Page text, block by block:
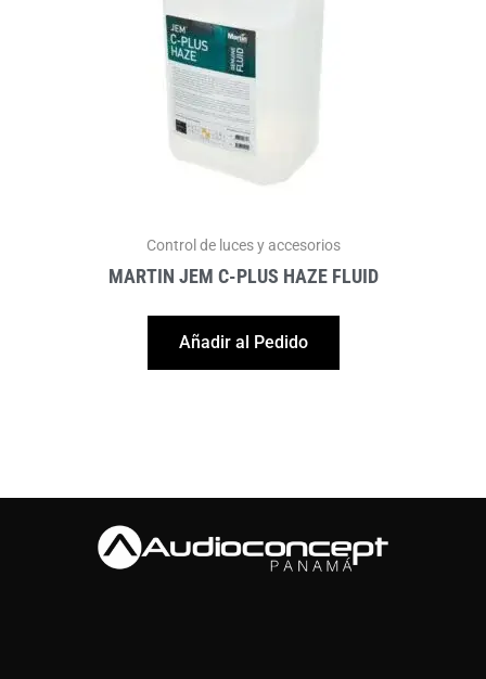
Control de luces y accesorios
MARTIN JEM C-PLUS HAZE FLUID
Añadir al Pedido